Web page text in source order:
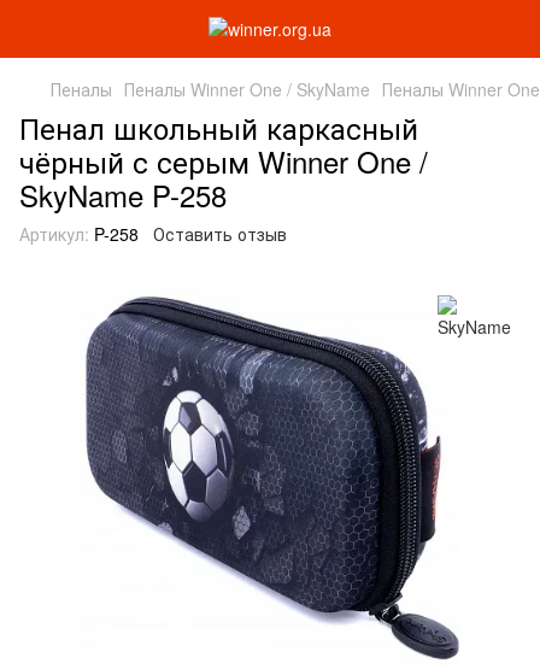
Пеналы Пеналы Winner One / SkyName Пеналы Winner
Пенал школьный каркасный
чёрный с серым Winner One /
SkyName P-258
Артикул: P-258 Оставить отзыв